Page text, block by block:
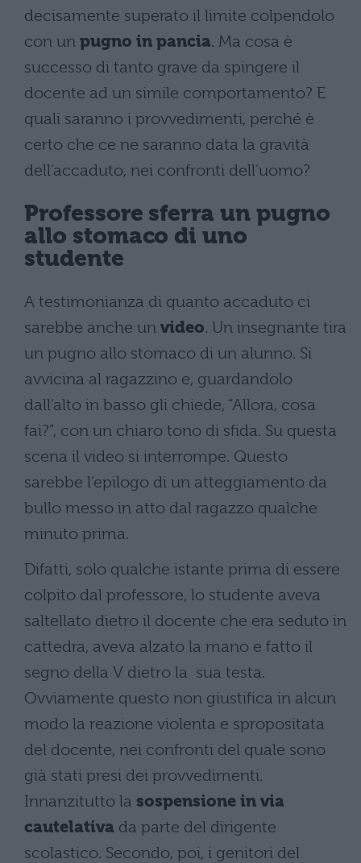
decisamente superato il limite colpendolo
con un pugno in pancia. Ma cosa è
successo di tanto grave da spingere il
docente ad un simile comportamento? E
quali saranno i provvedimenti, perché è
certo che ce ne saranno data la gravità
dell’accaduto, nei confronti dell’uomo?
Professore sferra un pugno
allo stomaco di uno
studente
A testimonianza di quanto accaduto ci
sarebbe anche un video. Un insegnante tira
un pugno allo stomaco di un alunno. Si
avvicina al ragazzino e, guardandolo
dall’alto in basso gli chiede, “Allora, cosa
fai?”, con un chiaro tono di sfida. Su questa
scena il video si interrompe. Questo
sarebbe l’epilogo di un atteggiamento da
bullo messo in atto dal ragazzo qualche
minuto prima.
Difatti, solo qualche istante prima di essere
colpito dal professore, lo studente aveva
saltellato dietro il docente che era seduto in
cattedra, aveva alzato la mano e fatto il
segno della V dietro la sua testa.
Ovviamente questo non giustifica in alcun
modo la reazione violenta e spropositata
del docente, nei confronti del quale sono
già stati presi dei provvedimenti.
Innanzitutto la sospensione in via
cautelativa da parte del dirigente
scolastico. Secondo, poi, i genitori del